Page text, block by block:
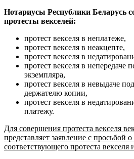
Нотариусы Республики Беларусь
протесты векселей:
протест векселя в неплатеже,
протест векселя в неакцепте,
протест векселя в
протест векселя в непередаче
экземпляра,
протест векселя в невыдаче
держателю копии,
протест векселя в
платежу.
Для совершения протеста векселя
представляет заявление с просьбой
соответствующего протеста векселя